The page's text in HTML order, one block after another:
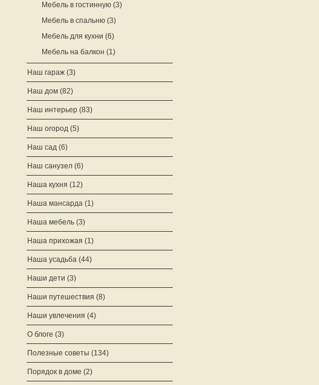
Мебель в гостинную (3)
Мебель в спальню (3)
Мебель для кухни (6)
Мебель на балкон (1)
Наш гараж (3)
Наш дом (82)
Наш интерьер (83)
Наш огород (5)
Наш сад (6)
Наш санузел (6)
Наша кухня (12)
Наша мансарда (1)
Наша мебель (3)
Наша прихожая (1)
Наша усадьба (44)
Наши дети (3)
Наши путешествия (8)
Наши увлечения (4)
О блоге (3)
Полезные советы (134)
Порядок в доме (2)